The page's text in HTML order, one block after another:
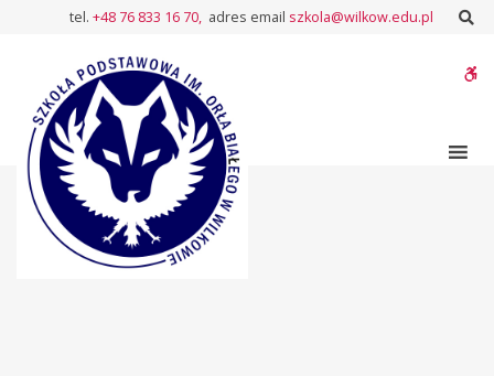
tel. +48 76 833 16 70, adres email szkola@wilkow.edu.pl